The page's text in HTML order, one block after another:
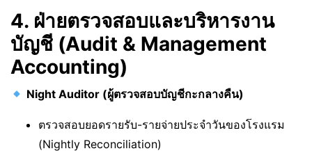
4. ฝ่ายตรวจสอบและบริหารงาน
บัญชี (Audit & Management
Accounting)
Night Auditor (ผู้ตรวจสอบบัญชีกะกลางคืน)
ตรวจสอบยอดรายรับ-รายจ่ายประจำวันของโรงแรม
(Nightly Reconciliation)